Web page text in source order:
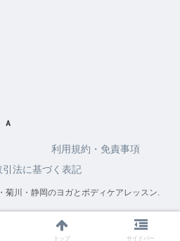
利用規約・免責事項
引法に基づく表記
川・静岡のヨガとボディケアレッスン.
トップ サイドバー